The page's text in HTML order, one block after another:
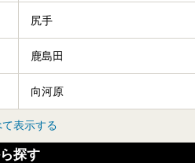
尻手
鹿島田
向河原
表示する
探す